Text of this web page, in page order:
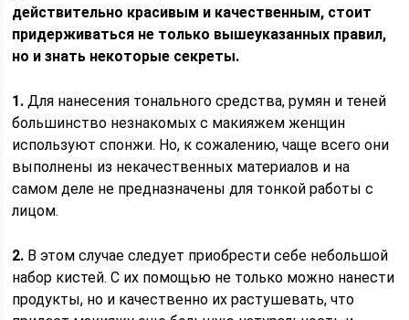
действительно красивым и качественным, стоит
придерживаться не только вышеуказанных правил,
но и знать некоторые секреты.
1. Для нанесения тонального средства, румян и теней
большинство незнакомых с макияжем женщин
используют спонжи. Но, к сожалению, чаще всего они
выполнены из некачественных материалов и на
самом деле не предназначены для тонкой работы с
лицом.
2. В этом случае следует приобрести себе небольшой
набор кистей. С их помощью не только можно нанести
продукты, но и качественно их растушевать, что